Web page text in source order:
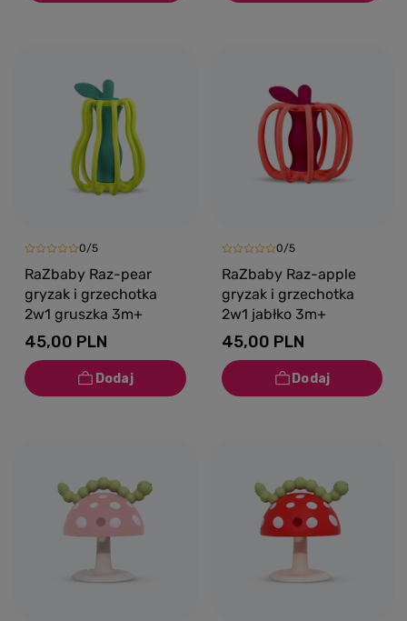
0/5
RaZbaby Raz-pear
gryzak i grzechotka
2w1 gruszka 3m+
45,00 PLN
0/5
RaZbaby Raz-apple
gryzak i grzechotka
2w1 jabłko 3m+
45,00 PLN